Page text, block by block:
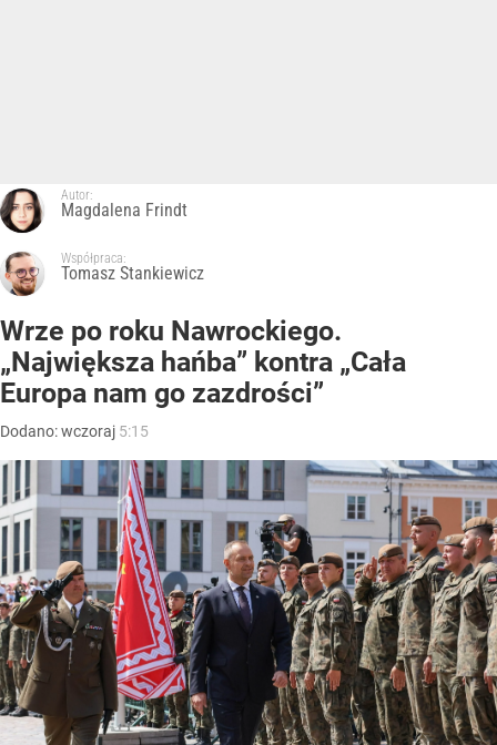
Autor:
Magdalena Frindt
Współpraca:
Tomasz Stankiewicz
Wrze po roku Nawrockiego.
„Największa hańba” kontra „Cała
Europa nam go zazdrości”
Dodano:wczoraj 5:15